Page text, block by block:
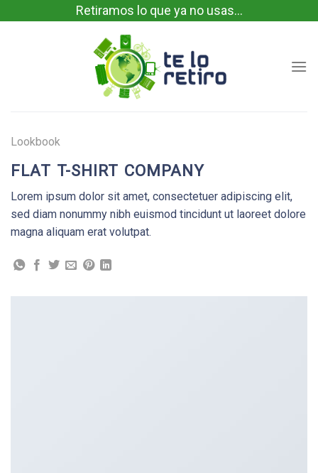
to
Retiramos lo que ya no usas...
Lookbook
FLAT T-SHIRT COMPANY
Lorem ipsum dolor sit amet, consectetuer adipiscing elit,
sed diam nonummy nibh euismod tincidunt ut laoreet dolore
magna aliquam erat volutpat.